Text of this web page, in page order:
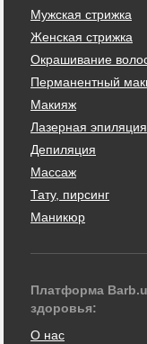
Мужская стрижка
Женская стрижка
Окрашивание
Перманентный
Макияж
Лазерная эпиляция
Депиляция
Массаж
Тату, пирсинг
Маникюр
Платформа
здоровья:
О нас